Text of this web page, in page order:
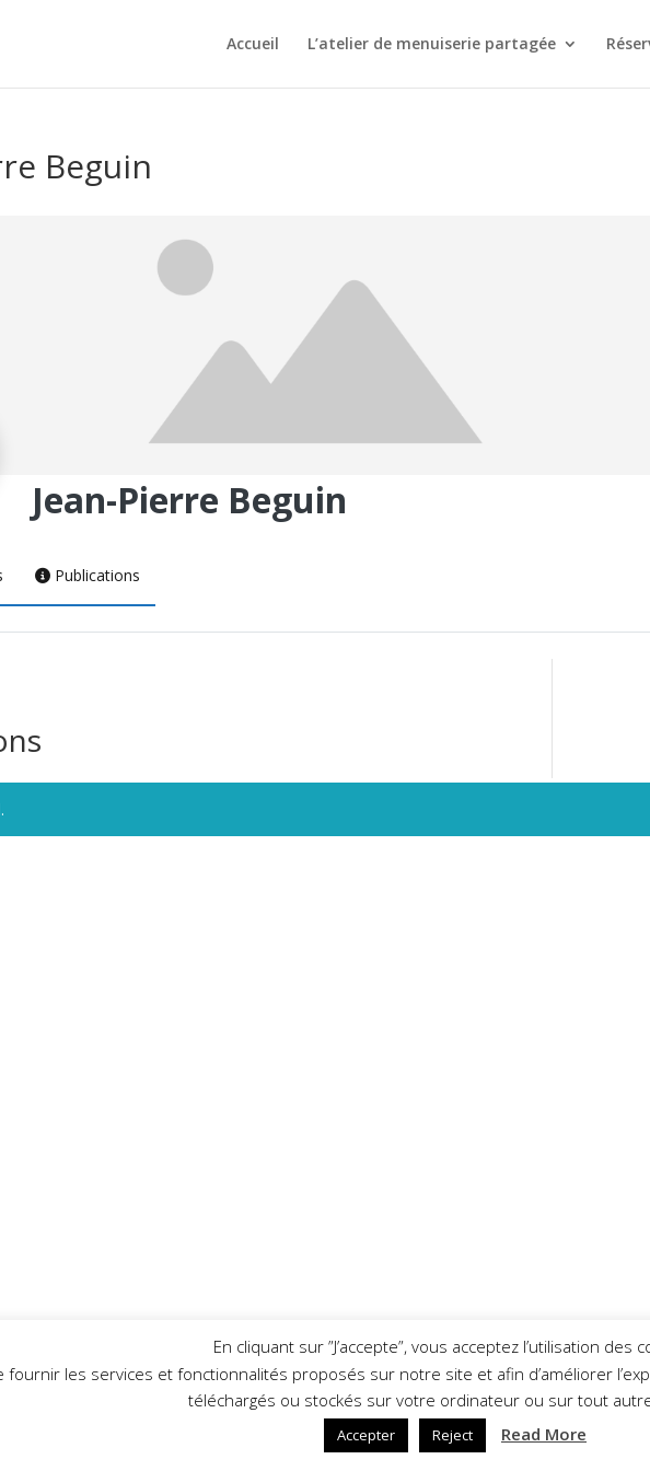
Accueil L’atelier de menuiserie partagée
Beguin
Jean-Pierre Beguin
Publications
En cliquant sur ”J’accepte”, vous acceptez l’utilisation des
fournir les services et fonctionnalités proposés sur notre site et afin d’améliorer
téléchargés ou stockés sur votre ordinateur ou sur tout
Accepter Reject Read More